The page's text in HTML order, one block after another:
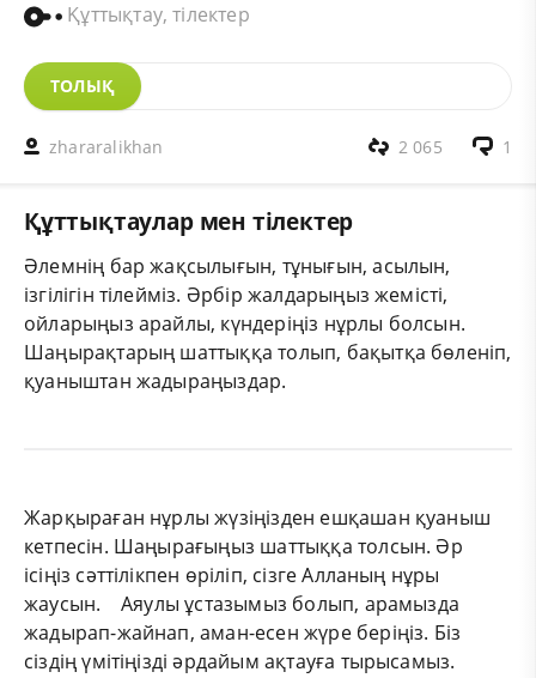
Құттықтау, тілектер
ТОЛЫҚ
zhararalikhan 1
2 065
Құттықтаулар мен тілектер
Әлемнің бар жақсылығын, тұнығын, асылын,
ізгілігін тілейміз. Әрбір жалдарыңыз жемісті,
ойларыңыз арайлы, күндеріңіз нұрлы болсын.
Шаңырақтарың шаттыққа толып, бақытқа бөленіп,
қуаныштан жадыраңыздар.
Жарқыраған нұрлы жүзіңізден ешқашан қуаныш
кетпесін. Шаңырағыңыз шаттыққа толсын. Әр
ісіңіз сәттілікпен өріліп, сізге Алланың нұры
жаусын. Аяулы ұстазымыз болып, арамызда
жадырап-жайнап, аман-есен жүре беріңіз. Біз
сіздің үмітіңізді әрдайым ақтауға тырысамыз.